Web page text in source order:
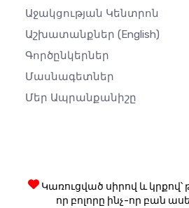
Աջակցության Կենտրոն
Աշխատանքներ (English)
Գործընկերներ
Մասնագետներ
Մեր Ապրանքանիշը
Կառուցված սիրով և կրքով՝
որ բոլորը ինչ-որ բան